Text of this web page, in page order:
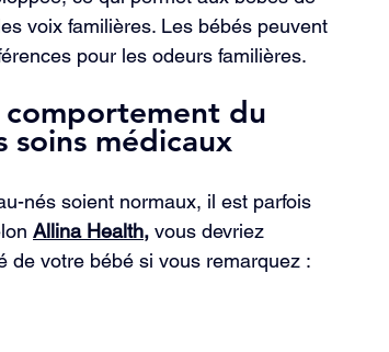
voix familières. Les bébés peuvent
pour les odeurs familières.
comportement du
soins médicaux
nés soient normaux, il est parfois
Allina Health, vous devriez
de votre bébé si vous remarquez :